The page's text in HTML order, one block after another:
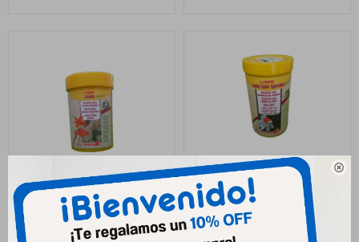

Sera Goldy Nature 22gr
Escama
Sera Goldy Color Spirul 95gr